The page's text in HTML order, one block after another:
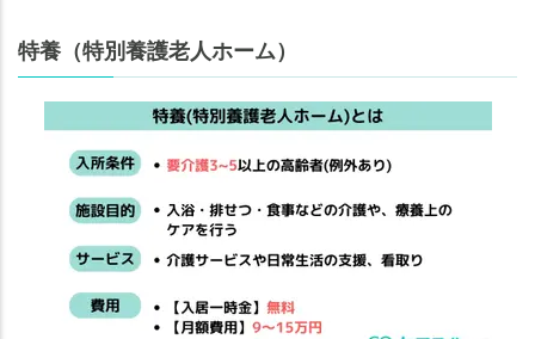
特養（特別養護老人ホーム）